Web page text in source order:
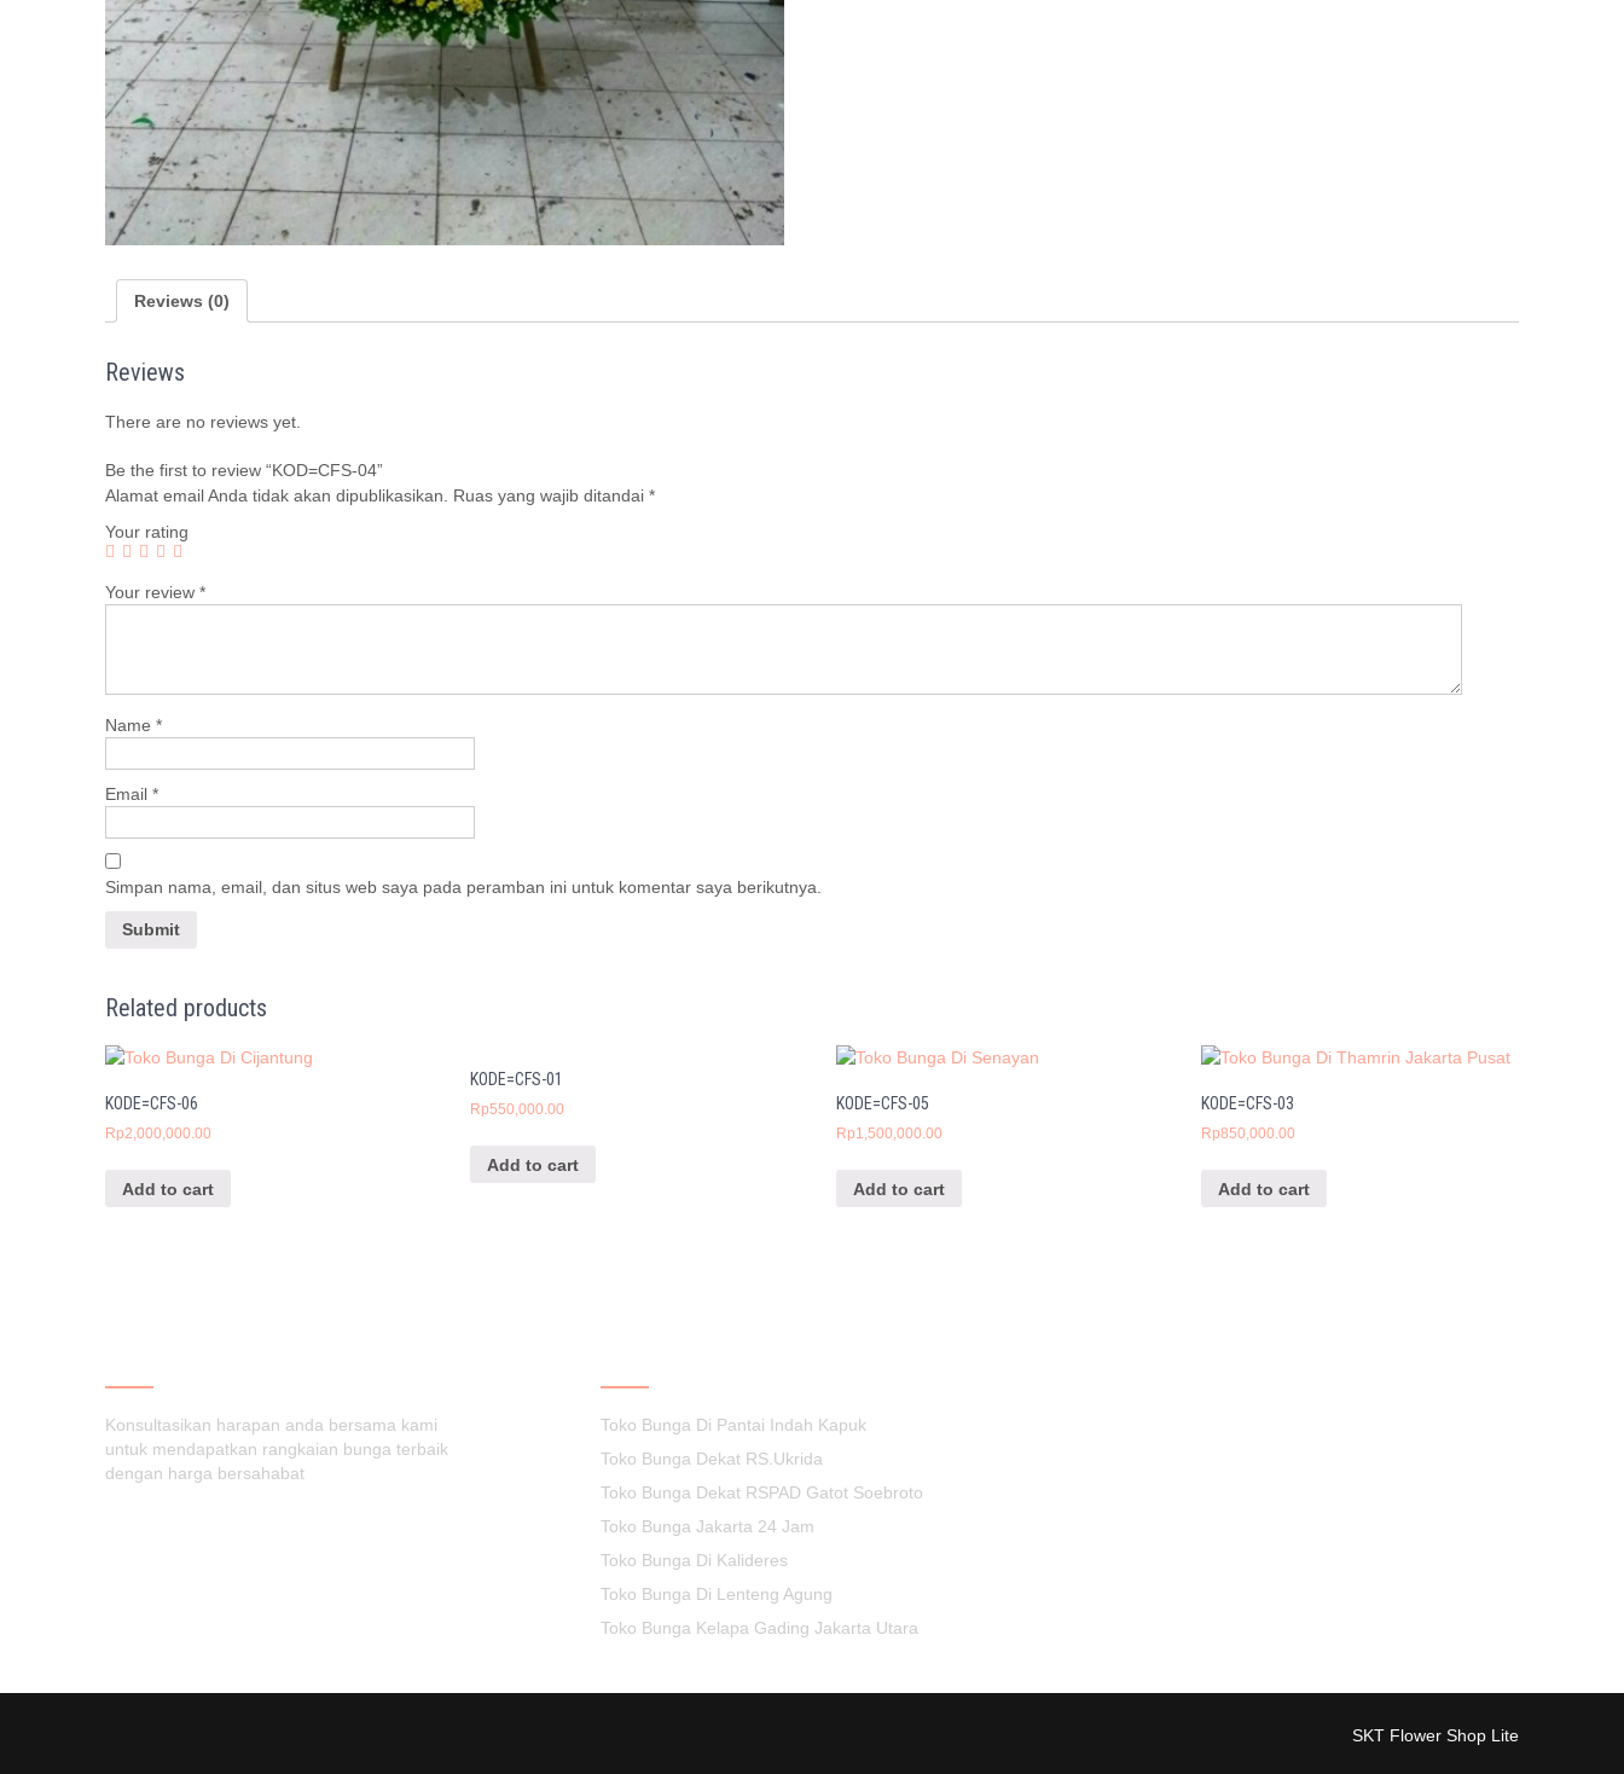
Reviews (0)
Reviews
There are no reviews yet.
Be the first to review “KOD=CFS-04”
Alamat email Anda tidak akan dipublikasikan.
Ruas yang wajib ditandai *
Your rating
Your review *
Name *
Email *
Simpan nama, email, dan situs web saya pada peramban ini untuk komentar saya berikutnya.
Related products
KODE=CFS-06
Rp2,000,000.00
Add to cart
KODE=CFS-01
Rp550,000.00
Add to cart
KODE=CFS-05
Rp1,500,000.00
Add to cart
KODE=CFS-03
Rp850,000.00
Add to cart
Konsultasikan harapan anda bersama kami
untuk mendapatkan rangkaian bunga terbaik
dengan harga bersahabat
Toko Bunga Di Pantai Indah Kapuk
Toko Bunga Dekat RS.Ukrida
Toko Bunga Dekat RSPAD Gatot Soebroto
Toko Bunga Jakarta 24 Jam
Toko Bunga Di Kalideres
Toko Bunga Di Lenteng Agung
Toko Bunga Kelapa Gading Jakarta Utara
SKT Flower Shop Lite